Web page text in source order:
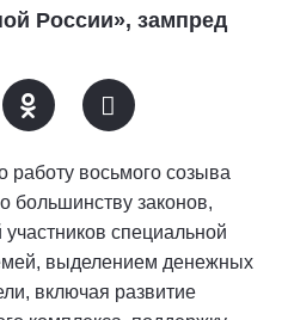
России», зампред
работу восьмого созыва
большинству законов,
специальной
выделением денежных
включая развитие